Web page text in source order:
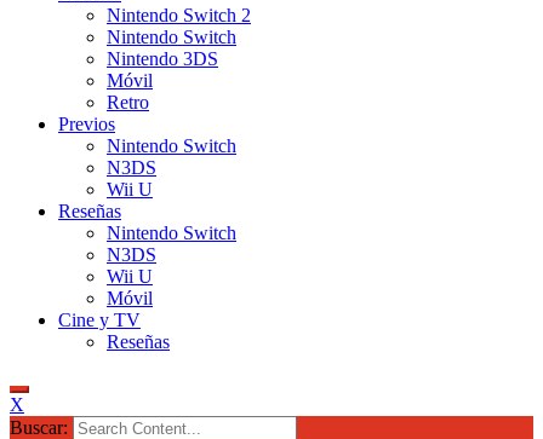
Nintendo Switch 2
Nintendo Switch
Nintendo 3DS
Móvil
Retro
Previos
Nintendo Switch
N3DS
Wii U
Reseñas
Nintendo Switch
N3DS
Wii U
Móvil
Cine y TV
Reseñas
X
Buscar: